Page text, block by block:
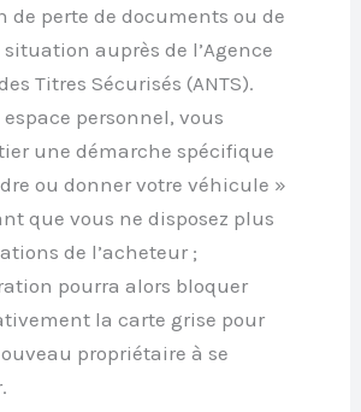
de perte de documents ou de
auprès de l’Agence
Titres Sécurisés (ANTS).
personnel, vous
une démarche spécifique
ou donner votre véhicule »
que vous ne disposez plus
de l’acheteur ;
pourra alors bloquer
la carte grise pour
propriétaire à se